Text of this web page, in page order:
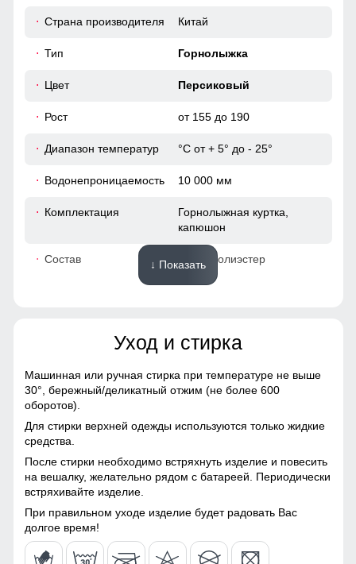
факторов, таких как ветер.
Капюшон надежно защищает от различных внешних
факторов, таких как ветер.
Ветрозащитная планка
Ветрозащитная планка нужна для защиты от ветра и
холодного воздуха который может проникнуть внутрь
через молнию куртки.
48 (XL)
64
Страна производителя Китай
Тип Горнолыжка
Цвет Персиковый
Рост от 155 до 190
Диапазон температур °С от + 5° до - 25°
Водонепроницаемость 10 000 мм
Комплектация
Горнолыжная куртка,
капюшон
Состав 100% Полиэстер
Gore-tex, Мембранные
материалы, Натуральные
Плащевка, Тефлон,
Экологичные материалы
Материал подкладки
куртки
Полиэстер/Ткани TW -
Материал подкладки
капюшона
Ткани TW - сетка Air Mesh/
Материал подкладки
воротника
↓ Показать
Уход и стирка
Машинная или ручная стирка при температуре не выше
30°, бережный/деликатный отжим (не более 600
оборотов).
Для стирки верхней одежды используются только жидкие
средства.
После стирки необходимо встряхнуть изделие и повесить
на вешалку, желательно рядом с батареей. Периодически
встряхивайте изделие.
При правильном уходе изделие будет радовать Вас
долгое время!